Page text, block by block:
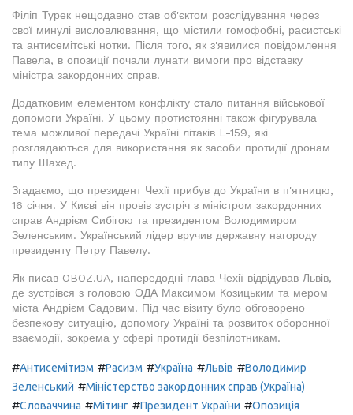
Філіп Турек нещодавно став об'єктом розслідування через
свої минулі висловлювання, що містили гомофобні, расистські
та антисемітські нотки. Після того, як з'явилися повідомлення
Павела, в опозиції почали лунати вимоги про відставку
міністра закордонних справ.
Додатковим елементом конфлікту стало питання військової
допомоги Україні. У цьому протистоянні також фігурувала
тема можливої передачі Україні літаків L-159, які
розглядаються для використання як засоби протидії дронам
типу Шахед.
Згадаємо, що президент Чехії прибув до України в п'ятницю,
16 січня. У Києві він провів зустріч з міністром закордонних
справ Андрієм Сибігою та президентом Володимиром
Зеленським. Український лідер вручив державну нагороду
президенту Петру Павелу.
Як писав OBOZ.UA, напередодні глава Чехії відвідував Львів,
де зустрівся з головою ОДА Максимом Козицьким та мером
міста Андрієм Садовим. Під час візиту було обговорено
безпекову ситуацію, допомогу Україні та розвиток оборонної
взаємодії, зокрема у сфері протидії безпілотникам.
#Антисемітизм #Расизм #Україна #Львів #Володимир
Зеленський #Міністерство закордонних справ (Україна)
#Словаччина #Мітинг #Президент України #Опозиція